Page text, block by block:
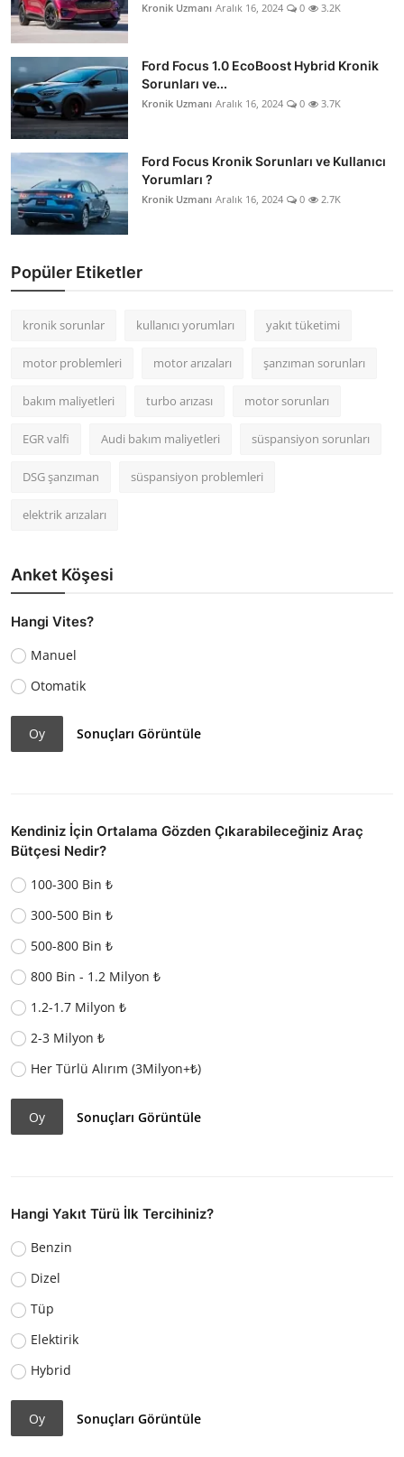
Kronik Uzmanı Aralık 16, 2024 0 3.2K
Ford Focus 1.0 EcoBoost Hybrid Kronik
Sorunları ve...
Kronik Uzmanı Aralık 16, 2024 0 3.7K
Ford Focus Kronik Sorunları ve Kullanıcı
Yorumları ?
Kronik Uzmanı Aralık 16, 2024 0 2.7K
Popüler Etiketler
kronik sorunlar kullanıcı yorumları yakıt tüketimi
motor problemleri motor arızaları şanzıman sorunları
bakım maliyetleri turbo arızası motor sorunları
EGR valfi Audi bakım maliyetleri süspansiyon sorunları
DSG şanzıman süspansiyon problemleri
elektrik arızaları
Anket Köşesi
Hangi Vites?
Manuel
Otomatik
Oy Sonuçları Görüntüle
Kendiniz İçin Ortalama Gözden Çıkarabileceğiniz Araç
Bütçesi Nedir?
100-300 Bin ₺
300-500 Bin ₺
500-800 Bin ₺
800 Bin - 1.2 Milyon ₺
1.2-1.7 Milyon ₺
2-3 Milyon ₺
Her Türlü Alırım (3Milyon+₺)
Oy Sonuçları Görüntüle
Hangi Yakıt Türü İlk Tercihiniz?
Benzin
Dizel
Tüp
Elektirik
Hybrid
Oy Sonuçları Görüntüle